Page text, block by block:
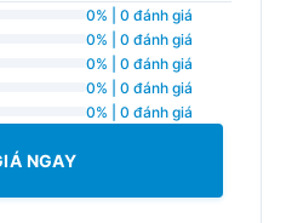
0% | 0 đánh giá
0% | 0 đánh giá
0% | 0 đánh giá
0% | 0 đánh giá
0% | 0 đánh giá
NGAY